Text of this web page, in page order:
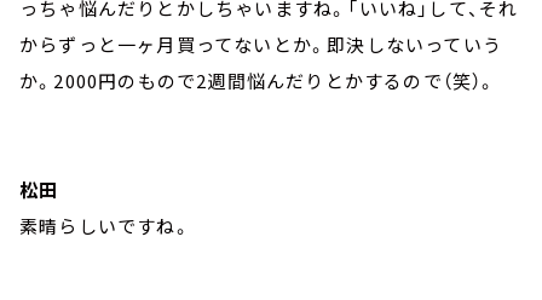
っちゃ悩んだりとかしちゃいますね。「いいね」して、それ
からずっと一ヶ月買ってないとか。即決しないっていう
か。2000円のもので2週間悩んだりとかするので（笑）。
松田
素晴らしいですね。